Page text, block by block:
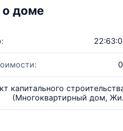
доме
капитального
(Многоквартирный дом,